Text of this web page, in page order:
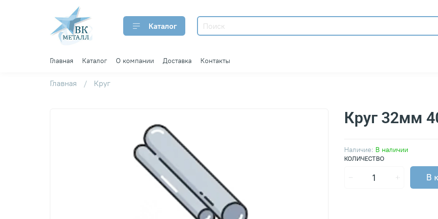
Каталог
Главная Каталог О компании Доставка Контакты
Главная Круг
Наличие: В наличии
Круг 32мм
КОЛИЧЕСТВО
В